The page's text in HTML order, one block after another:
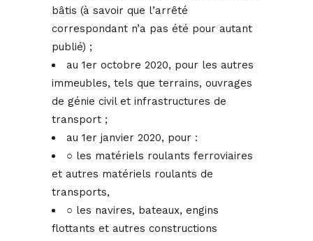
bâtis (à savoir que l’arrêté
correspondant n’a pas été pour autant
publié) ;
au 1er octobre 2020, pour les autres
immeubles, tels que terrains, ouvrages
de génie civil et infrastructures de
transport ;
au 1er janvier 2020, pour :
○ les matériels roulants ferroviaires
et autres matériels roulants de
transports,
○ les navires, bateaux, engins
flottants et autres constructions